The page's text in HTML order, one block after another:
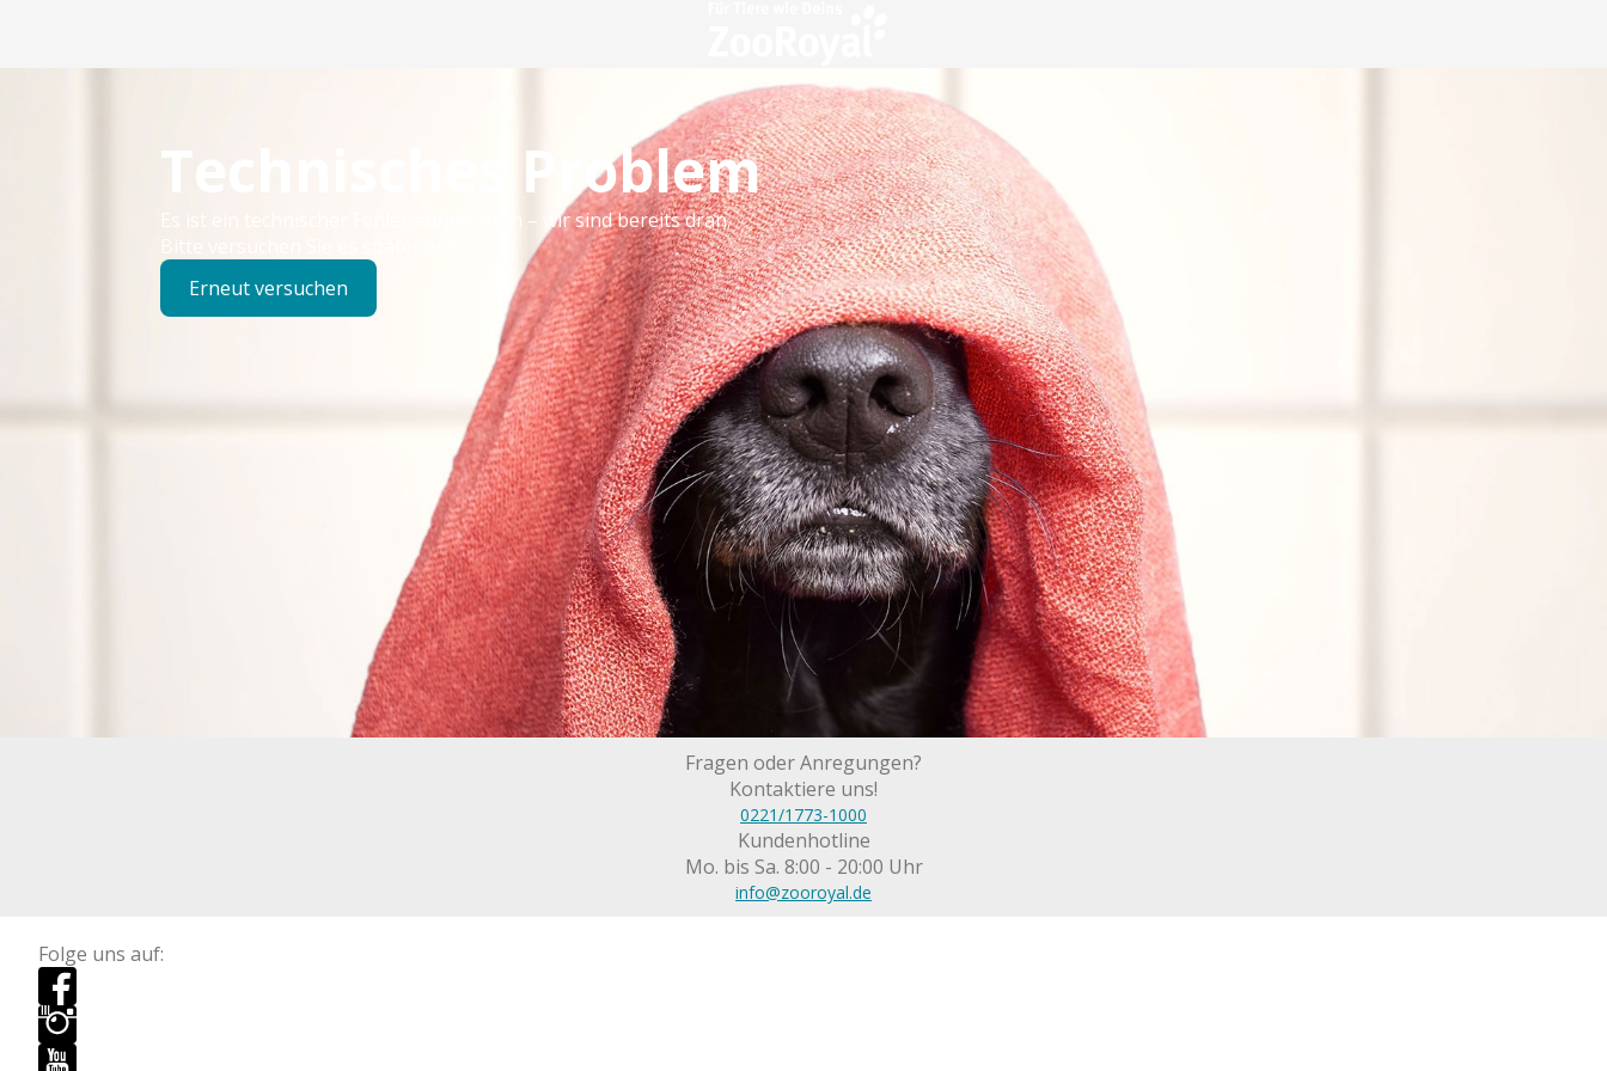
Technisches Problem
Es ist ein technischer Fehler aufgetreten – wir sind bereits dran.
Bitte versuchen Sie es später erneut.
Erneut versuchen
Fragen oder Anregungen?
Kontaktiere uns!
0221/1773-1000
Kundenhotline
Mo. bis Sa. 8:00 - 20:00 Uhr
info@zooroyal.de
Folge uns auf: